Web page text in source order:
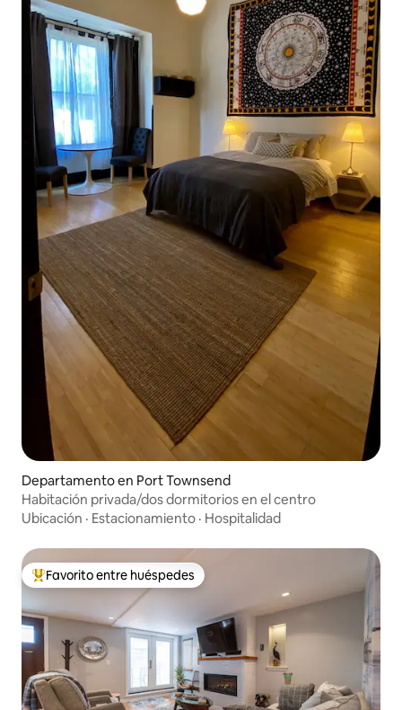
Departamento en Port Townsend
Habitación privada/dos dormitorios en el centro
Ubicación · Estacionamiento · Hospitalidad
Favorito entre los huéspedes más destacados
Favorito entre huéspedes